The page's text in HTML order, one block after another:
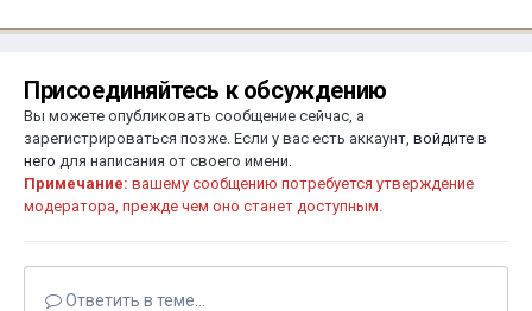
Присоединяйтесь к обсуждению
Вы можете опубликовать сообщение сейчас, а
зарегистрироваться позже. Если у вас есть аккаунт, войдите в
него для написания от своего имени.
Примечание: вашему сообщению потребуется утверждение
модератора, прежде чем оно станет доступным.
Ответить в теме...